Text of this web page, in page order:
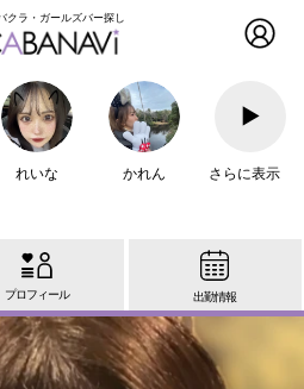
クラ・ガールズバー探し
れいな かれん
▶
さらに表示
プロフィール 出勤情報